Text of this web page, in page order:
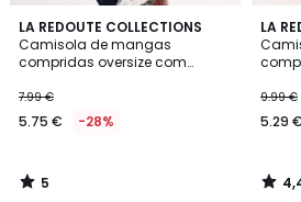
LA REDOUTE COLLECTIONS
Camisola de mangas
compridas oversize com
7.99 €
5.75 € -28%
5
/
5
5
/
LA
9.99 €
5.29 €
4,4
/ 5
/